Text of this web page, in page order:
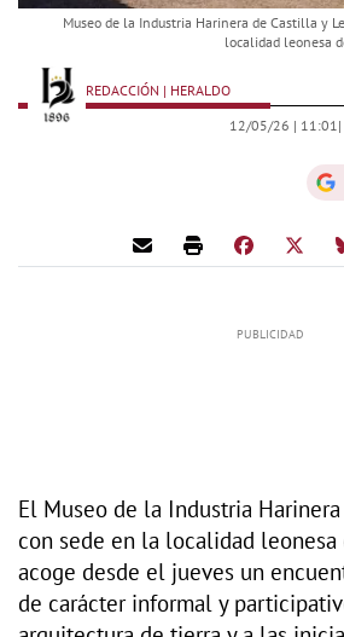
Museo de la Industria Harinera de Castilla y
localidad leonesa
REDACCIÓN | HERALDO
12/05/26 | 11:01
El Museo de la Industria
con sede en la localidad
acoge desde el jueves un
de carácter informal y